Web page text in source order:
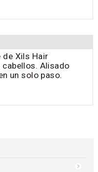
de Xils Hair
Alisado
un solo paso.